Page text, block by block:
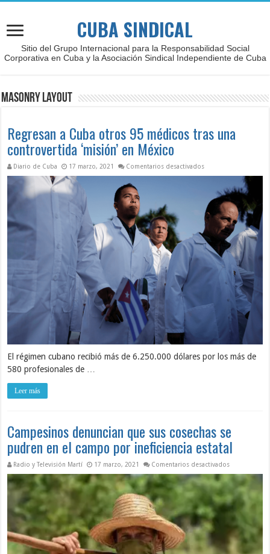
CUBA SINDICAL
Sitio del Grupo Internacional para la Responsabilidad Social
Corporativa en Cuba y la Asociación Sindical Independiente de Cuba
Masonry Layout
Regresan a Cuba otros 95 médicos tras una
controvertida ‘misión’ en México
Diario de Cuba 17 marzo, 2021 Comentarios desactivadosen Regresan a Cuba
El régimen cubano recibió más de 6.250.000 dólares por los más de
580 profesionales de …
Leer más
Campesinos denuncian que sus cosechas se
pudren en el campo por ineficiencia estatal
Radio y Televisión Martí 17 marzo, 2021 Comentarios desactivadosen